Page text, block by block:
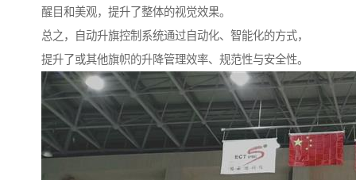
醒目和美观，提升了整体的视觉效果。
总之，自动升旗控制系统通过自动化、智能化的方式，
提升了或其他旗帜的升降管理效率、规范性与安全性。